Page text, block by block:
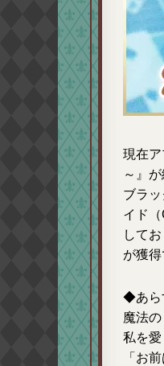
現在
～』
ブラ
イド
して
が獲得
◆あら
魔法
私を
「お